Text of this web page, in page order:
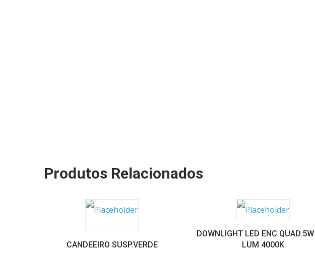
Produtos Relacionados
CANDEEIRO SUSP.VERDE
DOWNLIGHT LED
LUM 4000K